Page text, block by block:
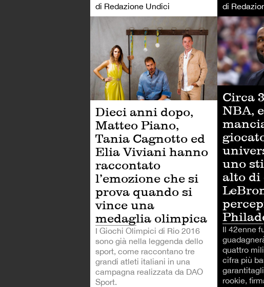
di Redazione Undici di
ALTRI SPORT
Dieci anni dopo,
Matteo Piano,
Tania Cagnotto ed
Elia Viviani hanno
raccontato
l’emozione che si
prova quando si
vince una
medaglia olimpica
I Giochi Olimpici di Rio 2016
sono già nella leggenda dello
sport, come raccontano tre
grandi atleti italiani in una
campagna realizzata da DAO
Sport.
Circa
NBA,
uno
alto di
Il 42enne
quattro
cifra più
rookie,